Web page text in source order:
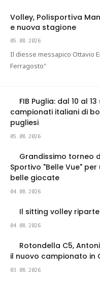
Volley, Polisportiva
e nuova stagione
05.08.2026
Il diesse messapico Ottavio
Ferragosto"
FIB Puglia: dal 10 al
campionati italiani di
pugliesi
05.08.2026
Grandissimo torneo
Sportivo "Belle Vue"
belle giocate
04.08.2026
Il sitting volley
04.08.2026
Rotondella C5,
il nuovo campionato in
03.08.2026